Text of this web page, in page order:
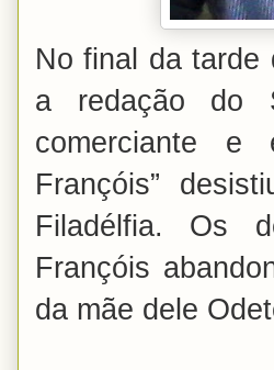
No final da tarde
a redação do
comerciante e
Françóis”
Filadélfia. Os
Françóis
da mãe dele